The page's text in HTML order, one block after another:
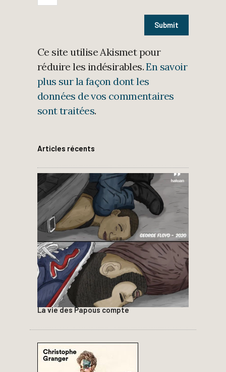
Ce site utilise Akismet pour
réduire les indésirables.En savoir
plus sur la façon dont les
données de vos commentaires
sont traitées.
Articles récents
La vie des Papous compte